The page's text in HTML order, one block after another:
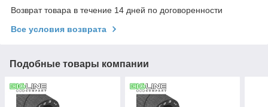
Возврат товара в течение 14 дней по договоренности
Все условия возврата
Подобные товары компании